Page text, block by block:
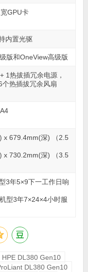
GPU卡
内置光驱
版和OneView高级版
1热拔插冗余电源，
热插拔冗余风扇
x 679.4mm(深) （2.5
x 730.2mm(深) （3.5
3年5×9下一工作日响
型3年7×24×4小时服
HPE DL380 Gen10
DL380 Gen10